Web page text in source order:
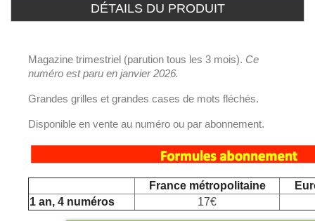
DÉTAILS DU PRODUIT
Magazine trimestriel (parution tous les 3 mois). Ce
numéro est paru en janvier 2026.
Grandes grilles et grandes cases de mots fléchés.
Disponible en vente au numéro ou par abonnement.
France métropolitaine
1 an, 4 numéros
17€